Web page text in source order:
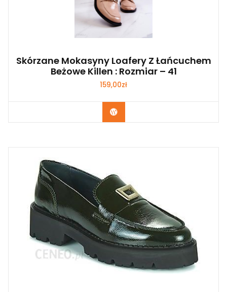
Skórzane Mokasyny Loafery Z Łańcuchem
Beżowe Killen : Rozmiar – 41
159,00zł
Kup Teraz